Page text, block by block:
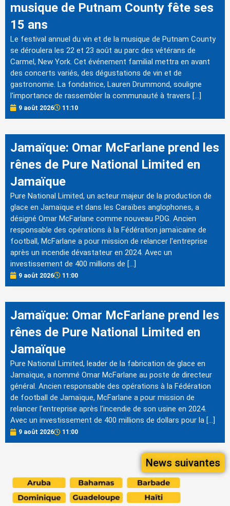
musique de Putnam County fête ses
15 ans
Le festival annuel du vin et de la musique de Putnam County
se déroulera les 22 et 23 août au parc des vétérans de
Carmel, New York. Cet événement familial mettra en avant
des concerts variés, des dégustations de vin et de
gastronomie. La fondatrice, Lauren Drummond, souligne
l'importance de rassembler la communauté à travers […]
9 août 2026 11:10
Jamaïque: Omar McFarlane prend les
rênes de Pure National Limited en
Jamaïque
Pure National Limited, un acteur majeur de la production de
glace en Jamaïque et dans les Caraïbes anglophones, a
désigné Omar McFarlane comme nouveau PDG. Ancien
responsable des opérations à la Fédération jamaïcaine de
football, McFarlane a pour mission de relancer l'entreprise
après un incendie dévastateur en 2024. Avec un
investissement de 400 millions de […]
9 août 2026 11:00
Jamaïque: Omar McFarlane prend les
rênes de Pure National Limited en
Jamaïque
Pure National Limited, leader de la fabrication de glace en
Jamaïque, a nommé Omar McFarlane au poste de directeur
général. Ancien responsable des opérations à la Fédération
de football de Jamaïque, McFarlane a pour mission de
relancer l'entreprise après l'incendie de son usine en 2024.
Avec un investissement de 400 millions de dollars pour la […]
9 août 2026 11:00
News suivantes